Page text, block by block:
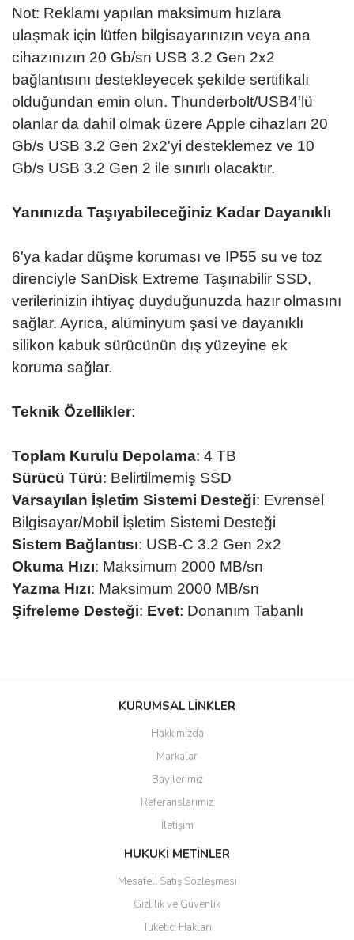
Not: Reklamı yapılan maksimum hızlara
ulaşmak için lütfen bilgisayarınızın veya ana
cihazınızın 20 Gb/sn USB 3.2 Gen 2x2
bağlantısını destekleyecek şekilde sertifikalı
olduğundan emin olun. Thunderbolt/USB4'lü
olanlar da dahil olmak üzere Apple cihazları 20
Gb/s USB 3.2 Gen 2x2'yi desteklemez ve 10
Gb/s USB 3.2 Gen 2 ile sınırlı olacaktır.
Yanınızda Taşıyabileceğiniz Kadar Dayanıklı
6'ya kadar düşme koruması ve IP55 su ve toz
direnciyle SanDisk Extreme Taşınabilir SSD,
verilerinizin ihtiyaç duyduğunuzda hazır olmasını
sağlar. Ayrıca, alüminyum şasi ve dayanıklı
silikon kabuk sürücünün dış yüzeyine ek
koruma sağlar.
Teknik Özellikler:
Toplam Kurulu Depolama: 4 TB
Sürücü Türü: Belirtilmemiş SSD
Varsayılan İşletim Sistemi Desteği: Evrensel
Bilgisayar/Mobil İşletim Sistemi Desteği
Sistem Bağlantısı: USB-C 3.2 Gen 2x2
Okuma Hızı: Maksimum 2000 MB/sn
Yazma Hızı: Maksimum 2000 MB/sn
Şifreleme Desteği: Evet: Donanım Tabanlı
tarafımıza iletebilirsiniz.
Ürün resmi kalitesiz, bozuk veya görüntülenemiyor.
Ürün açıklamasında eksik bilgiler bulunuyor.
Ürün bilgilerinde hatalar bulunuyor.
Ürün fiyatı diğer sitelerden daha pahalı.
Bu ürüne benzer farklı alternatifler olmalı.
KURUMSAL LİNKLER
Hakkımızda
Markalar
Bayilerimiz
Referanslarımız
İletişim
HUKUKİ METİNLER
Mesafeli Satış Sözleşmesi
Gizlilik ve Güvenlik
Tüketici Hakları